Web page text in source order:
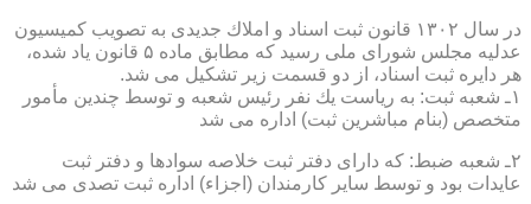
در سال ۱۳۰۲ قانون ثبت اسناد و املاك جدیدی به تصویب كمیسیون
عدلیه مجلس شورای ملی رسید كه مطابق ماده ۵ قانون یاد شده،
هر دایره ثبت اسناد، از دو قسمت زیر تشكیل می شد.
۱ـ شعبه ثبت: به ریاست یك نفر رئیس شعبه و توسط چندین مأمور
متخصص (بنام مباشرین ثبت) اداره می شد
۲ـ شعبه ضبط: كه دارای دفتر ثبت خلاصه سوادها و دفتر ثبت
عایدات بود و توسط سایر كارمندان (اجزاء) اداره ثبت تصدی می شد